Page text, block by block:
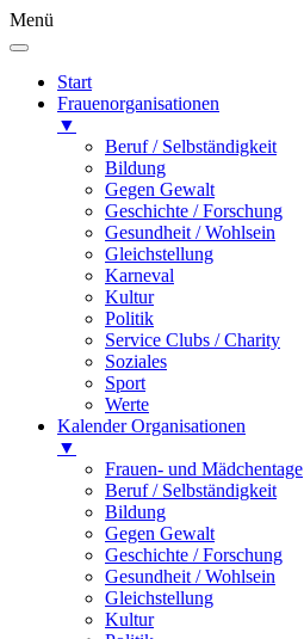
Menü
Start
Frauenorganisationen
▼
Beruf / Selbständigkeit
Bildung
Gegen Gewalt
Geschichte / Forschung
Gesundheit / Wohlsein
Gleichstellung
Karneval
Kultur
Politik
Service Clubs / Charity
Soziales
Sport
Werte
Kalender Organisationen
▼
Frauen- und Mädchentage
Beruf / Selbständigkeit
Bildung
Gegen Gewalt
Geschichte / Forschung
Gesundheit / Wohlsein
Gleichstellung
Kultur